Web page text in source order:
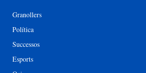
Granollers
Política
Successos
Esports